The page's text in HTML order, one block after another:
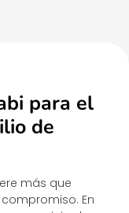
para el
de
más que
En